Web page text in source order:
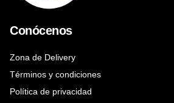
Conócenos
Zona de Delivery
Términos y condiciones
Política de privacidad